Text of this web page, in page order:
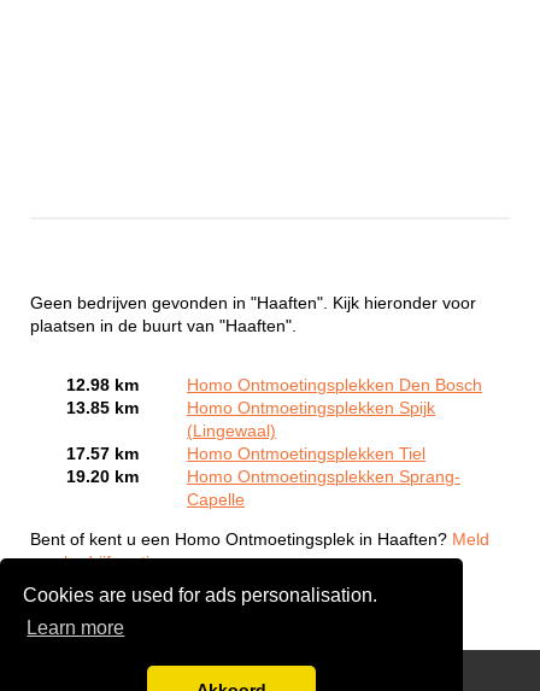
Cookies are used for ads personalisation.
Learn more
Geen bedrijven gevonden in "Haaften". Kijk hieronder voor
plaatsen in de buurt van "Haaften".
12.98 km
Homo Ontmoetingsplekken Den Bosch
13.85 km
Homo Ontmoetingsplekken Spijk
(Lingewaal)
17.57 km
Homo Ontmoetingsplekken Tiel
19.20 km
Homo Ontmoetingsplekken Sprang-
Capelle
Bent of kent u een Homo Ontmoetingsplek in Haaften? Meld
een bedrijf gratis aan